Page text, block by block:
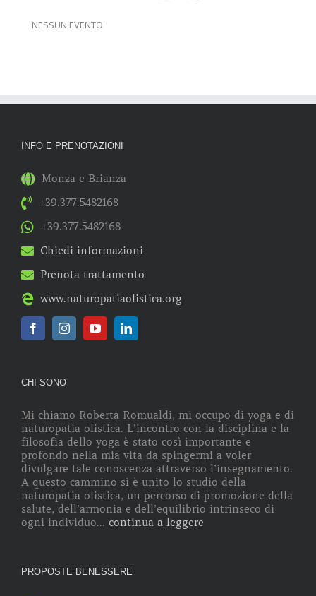
NESSUN EVENTO
INFO E PRENOTAZIONI
Monza e Brianza
+39.377.5482168
+39.377.5482168
Chiedi informazioni
Prenota trattamento
www.naturopatiaolistica.org
CHI SONO
Mi chiamo Roberta Romualdi, mi occupo di yoga e di
naturopatia olistica. L’incontro con la disciplina e la
filosofia dello yoga è stato così importante e
profondo nella mia vita da spingermi a voler
divulgare tale conoscenza attraverso l’insegnamento.
A questo cammino si è unito lo studio della
naturopatia olistica, un percorso di promozione della
salute, dell’armonia e dell’equilibrio intrinseco di
ogni individuo... continua a leggere
PROPOSTE BENESSERE